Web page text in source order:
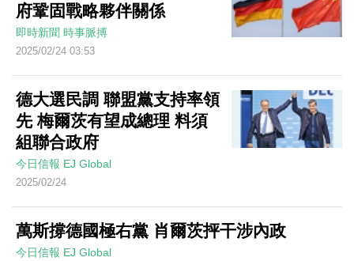
府鞏固戰略夥伴關係
即時新聞 時事脈搏
2025/02/24 03:53
德大選民調 聯盟黨支持率領
先 梅爾茨有望成總理 料須
組聯合政府
今日信報 EJ Global
2025/02/24
萬斯撐德國極右黨 肖爾茨抨干涉內政
今日信報 EJ Global